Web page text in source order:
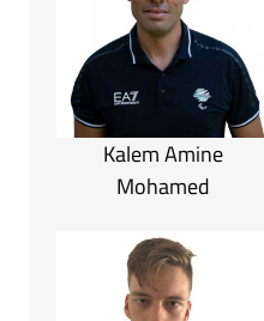
Kalem Amine
Mohamed